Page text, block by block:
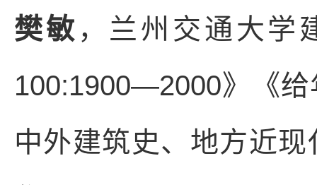
樊敏 ，兰州交通大学
100:1900—2000》《
中外建筑史、地方近